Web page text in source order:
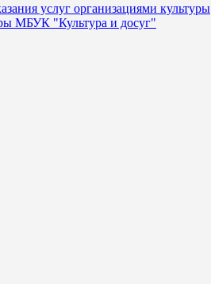
услуг организациями культуры
МБУК "Культура и досуг"